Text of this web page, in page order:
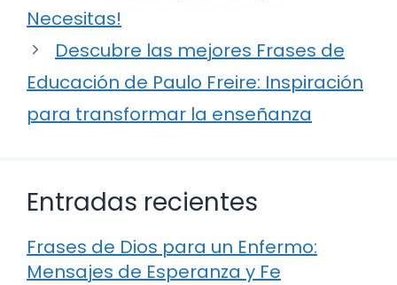
Necesitas!
Descubre las mejores Frases de
Educación de Paulo Freire: Inspiración
para transformar la enseñanza
Entradas recientes
Frases de Dios para un Enfermo:
Mensajes de Esperanza y Fe